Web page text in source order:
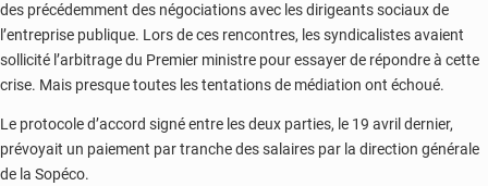
des précédemment des négociations avec les dirigeants sociaux de
l’entreprise publique. Lors de ces rencontres, les syndicalistes avaient
sollicité l’arbitrage du Premier ministre pour essayer de répondre à cette
crise. Mais presque toutes les tentations de médiation ont échoué.
Le protocole d’accord signé entre les deux parties, le 19 avril dernier,
prévoyait un paiement par tranche des salaires par la direction générale
de la Sopéco.